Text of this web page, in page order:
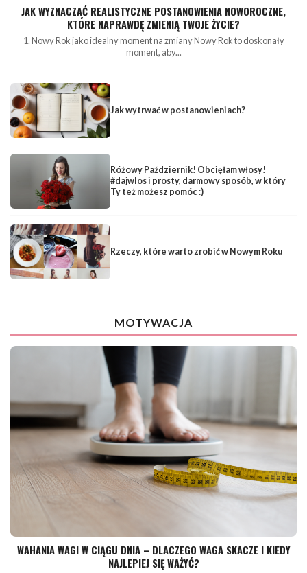
JAK WYZNACZAĆ REALISTYCZNE POSTANOWIENIA NOWOROCZNE,
KTÓRE NAPRAWDĘ ZMIENIĄ TWOJE ŻYCIE?
1. Nowy Rok jako idealny moment na zmiany Nowy Rok to doskonały
moment, aby...
Jak wytrwać w postanowieniach?
Różowy Październik! Obcięłam włosy!
#dajwlos i prosty, darmowy sposób, w który
Ty też możesz pomóc :)
Rzeczy, które warto zrobić w Nowym Roku
MOTYWACJA
WAHANIA WAGI W CIĄGU DNIA – DLACZEGO WAGA SKACZE I KIEDY
NAJLEPIEJ SIĘ WAŻYĆ?